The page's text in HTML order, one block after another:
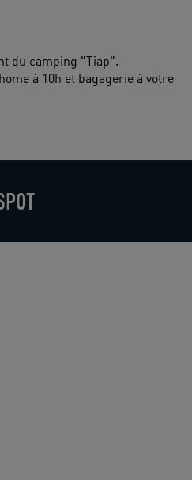
du camping "Tiap".
à 10h et bagagerie à votre